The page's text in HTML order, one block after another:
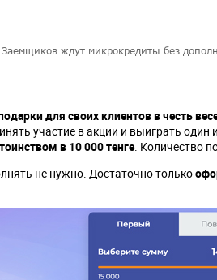
ждут микрокредиты без
для своих клиентов в честь
участие в акции и выиграть один
в 10 000 тенге. Количество
не нужно. Достаточно только